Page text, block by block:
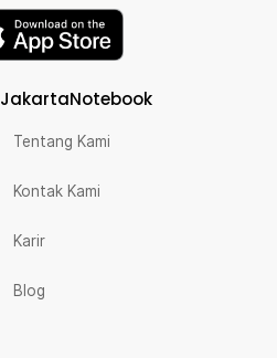
JakartaNotebook
Tentang Kami
Kontak Kami
Karir
Blog